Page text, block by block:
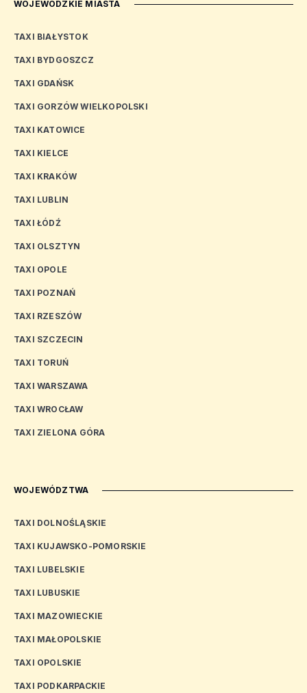
WOJEWÓDZKIE MIASTA
TAXI BIAŁYSTOK
TAXI BYDGOSZCZ
TAXI GDAŃSK
TAXI GORZÓW WIELKOPOLSKI
TAXI KATOWICE
TAXI KIELCE
TAXI KRAKÓW
TAXI LUBLIN
TAXI ŁÓDŹ
TAXI OLSZTYN
TAXI OPOLE
TAXI POZNAŃ
TAXI RZESZÓW
TAXI SZCZECIN
TAXI TORUŃ
TAXI WARSZAWA
TAXI WROCŁAW
TAXI ZIELONA GÓRA
WOJEWÓDZTWA
TAXI DOLNOŚLĄSKIE
TAXI KUJAWSKO-POMORSKIE
TAXI LUBELSKIE
TAXI LUBUSKIE
TAXI MAZOWIECKIE
TAXI MAŁOPOLSKIE
TAXI OPOLSKIE
TAXI PODKARPACKIE